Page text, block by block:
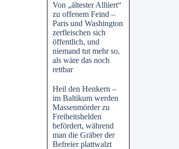
Von „ältester Alliiert“
zu offenem Feind –
Paris und Washington
zerfleischen sich
öffentlich, und
niemand tut mehr so,
als wäre das noch
rettbar
Heil den Henkern –
im Baltikum werden
Massenmörder zu
Freiheitshelden
befördert, während
man die Gräber der
Befreier plattwalzt